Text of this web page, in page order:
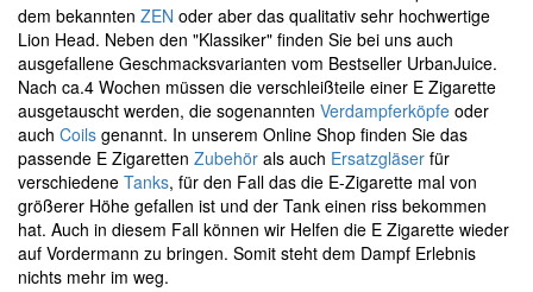
dem bekannten ZEN oder aber das qualitativ sehr hochwertige
Lion Head. Neben den "Klassiker" finden Sie bei uns auch
ausgefallene Geschmacksvarianten vom Bestseller UrbanJuice.
Nach ca.4 Wochen müssen die verschleißteile einer E Zigarette
ausgetauscht werden, die sogenannten Verdampferköpfe oder
auch Coils genannt. In unserem Online Shop finden Sie das
passende E Zigaretten Zubehör als auch Ersatzgläser für
verschiedene Tanks, für den Fall das die E-Zigarette mal von
größerer Höhe gefallen ist und der Tank einen riss bekommen
hat. Auch in diesem Fall können wir Helfen die E Zigarette wieder
auf Vordermann zu bringen. Somit steht dem Dampf Erlebnis
nichts mehr im weg.